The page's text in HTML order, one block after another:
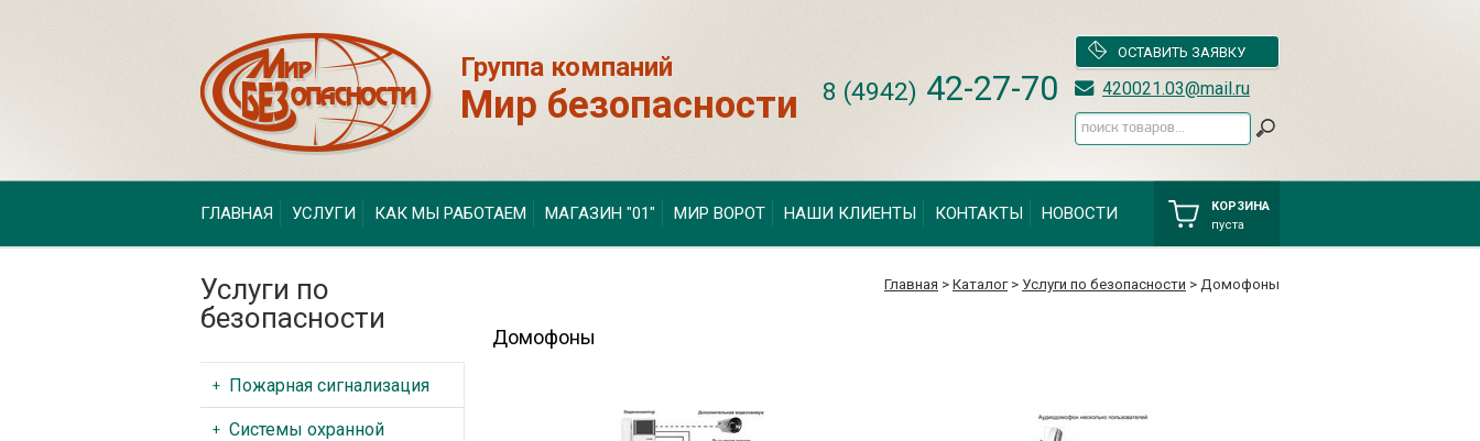
ОСТАВИТЬ ЗАЯВКУ
420021.03@mail.ru
8 (4942) 42-27-70
Группа компаний
Мир безопасности
КОРЗИНА
пуста
ГЛАВНАЯ УСЛУГИ КАК МЫ РАБОТАЕМ МАГАЗИН "01" МИР ВОРОТ НАШИ КЛИЕНТЫ КОНТАКТЫ НОВОСТИ
Главная > Каталог> Услуги по безопасности > Домофоны
Домофоны
Услуги по
безопасности
Пожарная сигнализация
Системы охранной